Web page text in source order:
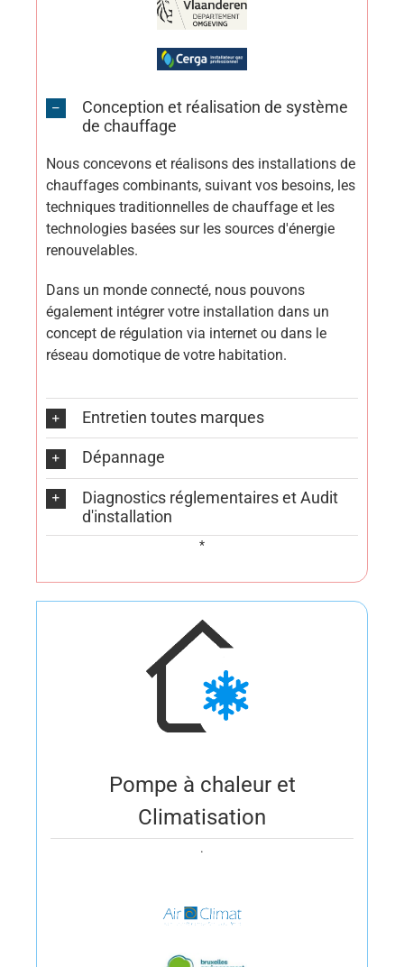
Conception et réalisation de système
de chauffage
Nous concevons et réalisons des installations de
chauffages combinants, suivant vos besoins, les
techniques traditionnelles de chauffage et les
technologies basées sur les sources d'énergie
renouvelables.
Dans un monde connecté, nous pouvons
également intégrer votre installation dans un
concept de régulation via internet ou dans le
réseau domotique de votre habitation.
Entretien toutes marques
Dépannage
Diagnostics réglementaires et Audit
d'installation
*
Pompe à chaleur et
Climatisation
.